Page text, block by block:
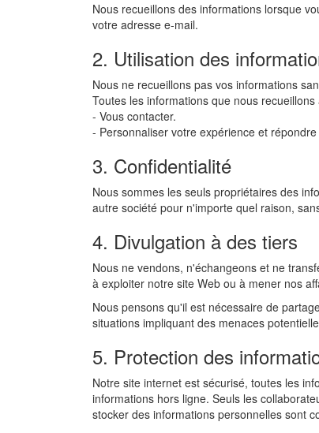
Nous recueillons des informations lorsque
votre adresse e-mail.
2. Utilisation des
Nous ne recueillons pas vos informations
Toutes les informations que nous
- Vous contacter.
- Personnaliser votre expérience et
3. Confidentialité
Nous sommes les seuls propriétaires des
autre société pour n'importe quel raison,
4. Divulgation à des tiers
Nous ne vendons, n'échangeons et ne
à exploiter notre site Web ou à mener nos
Nous pensons qu'il est nécessaire de
situations impliquant des menaces
5. Protection des
Notre site internet est sécurisé, toutes les
informations hors ligne. Seuls les
stocker des informations personnelles sont